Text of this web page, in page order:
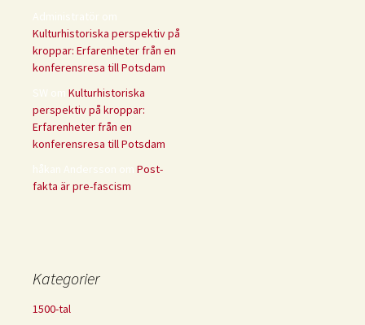
Administratör om
Kulturhistoriska perspektiv på
kroppar: Erfarenheter från en
konferensresa till Potsdam
SW om Kulturhistoriska
perspektiv på kroppar:
Erfarenheter från en
konferensresa till Potsdam
håkan Andersson om Post-
fakta är pre-fascism
Kategorier
1500-tal